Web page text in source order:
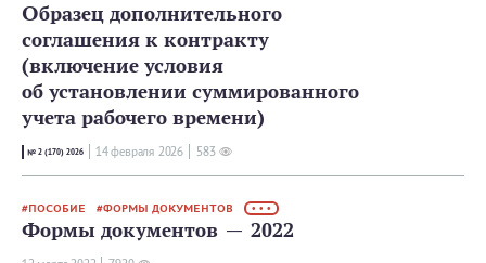
Образец дополнительного
соглашения к контракту
(включение условия
об установлении суммированного
учета рабочего времени)
№ 2 (170) 2026 14 февраля 2026 583
ПОСОБИЕ ФОРМЫ ДОКУМЕНТОВ • • •
Формы документов — 2022